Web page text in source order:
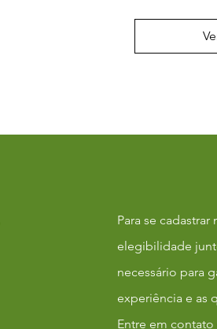
Para se cadastrar
elegibilidade
necessário para
experiência e as
Entre em